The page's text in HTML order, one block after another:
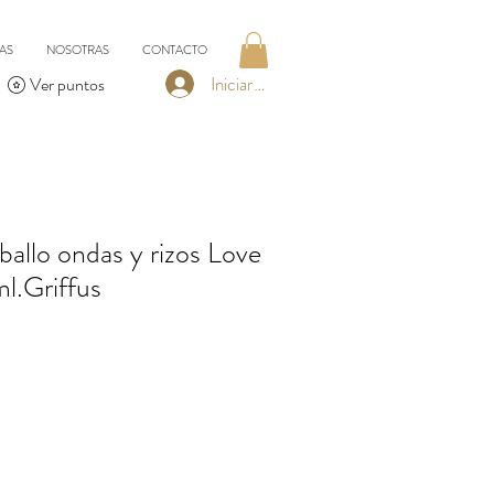
NOSOTRAS CONTACTO
Iniciar sesión
Ver puntos
ondas y rizos Love